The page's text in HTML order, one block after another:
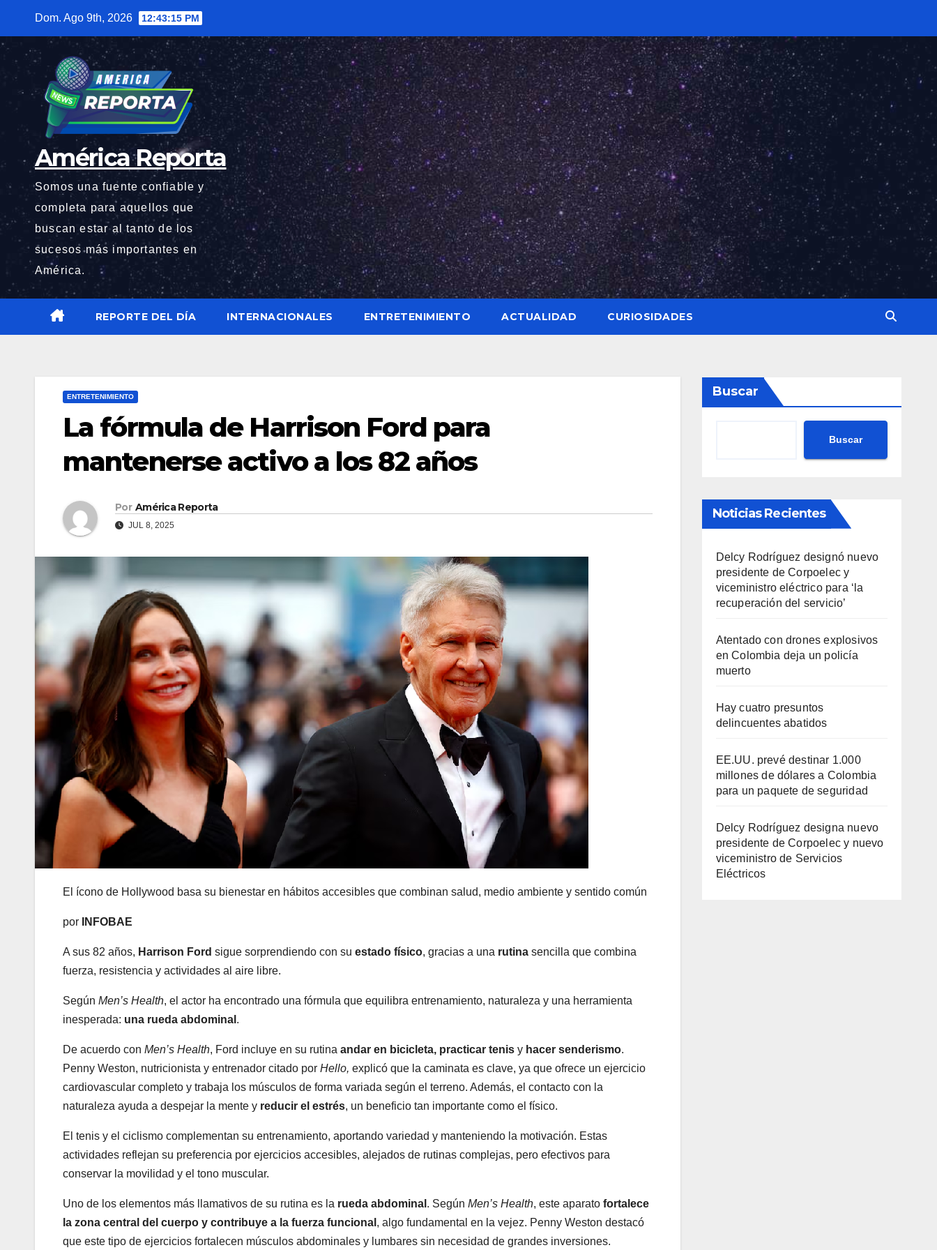
contenido
Dom. Ago 9th, 2026 12:43:17 PM
América Reporta
Somos una fuente confiable y
completa para aquellos que
buscan estar al tanto de los
sucesos más importantes en
América.
REPORTE DEL DÍA INTERNACIONALES ENTRETENIMIENTO ACTUALIDAD CURIOSIDADES
ENTRETENIMIENTO
La fórmula de Harrison Ford para
mantenerse activo a los 82 años
Por América Reporta
JUL 8, 2025
El ícono de Hollywood basa su bienestar en hábitos accesibles que combinan salud, medio ambiente y sentido común
por INFOBAE
A sus 82 años, Harrison Ford sigue sorprendiendo con su estado físico, gracias a una rutina sencilla que combina
fuerza, resistencia y actividades al aire libre.
Según Men’s Health, el actor ha encontrado una fórmula que equilibra entrenamiento, naturaleza y una herramienta
inesperada: una rueda abdominal .
De acuerdo con Men’s Health, Ford incluye en su rutina andar en bicicleta, practicar tenis y hacer senderismo.
Penny Weston, nutricionista y entrenador citado por Hello, explicó que la caminata es clave, ya que ofrece un ejercicio
cardiovascular completo y trabaja los músculos de forma variada según el terreno. Además, el contacto con la
naturaleza ayuda a despejar la mente y reducir el estrés, un beneficio tan importante como el físico.
El tenis y el ciclismo complementan su entrenamiento, aportando variedad y manteniendo la motivación. Estas
actividades reflejan su preferencia por ejercicios accesibles, alejados de rutinas complejas, pero efectivos para
conservar la movilidad y el tono muscular.
Uno de los elementos más llamativos de su rutina es la rueda abdominal . Según Men’s Health, este aparato fortalece
la zona central del cuerpo y contribuye a la fuerza funcional , algo fundamental en la vejez. Penny Weston destacó
que este tipo de ejercicios fortalecen músculos abdominales y lumbares sin necesidad de grandes inversiones.
Buscar
Buscar
Noticias Recientes
Delcy Rodríguez designó nuevo
presidente de Corpoelec y
viceministro eléctrico para ‘la
recuperación del servicio’
Atentado con drones explosivos
en Colombia deja un policía
muerto
Hay cuatro presuntos
delincuentes abatidos
EE.UU. prevé destinar 1.000
millones de dólares a Colombia
para un paquete de seguridad
Delcy Rodríguez designa nuevo
presidente de Corpoelec y nuevo
viceministro de Servicios
Eléctricos